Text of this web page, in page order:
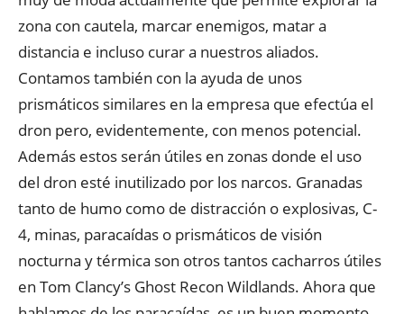
zona con cautela, marcar enemigos, matar a
distancia e incluso curar a nuestros aliados.
Contamos también con la ayuda de unos
prismáticos similares en la empresa que efectúa el
dron pero, evidentemente, con menos potencial.
Además estos serán útiles en zonas donde el uso
del dron esté inutilizado por los narcos. Granadas
tanto de humo como de distracción o explosivas, C-
4, minas, paracaídas o prismáticos de visión
nocturna y térmica son otros tantos cacharros útiles
en Tom Clancy’s Ghost Recon Wildlands. Ahora que